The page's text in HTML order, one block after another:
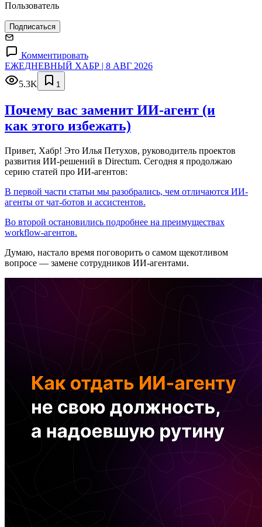
Пользователь
Подписаться
Комментировать
ЕЖЕДНЕВНЫЙ ХАБР | 8 АВГ 2026
5.3K
1
Почему вас заменит ИИ‑агент (и
как этого избежать)
Привет, Хабр! Это Илья Петухов, руководитель проектов
развития ИИ-решений в Directum. Сегодня я продолжаю
серию статей про ИИ-агентов:
В первой части статьи мы разобрались, чем отличаются ИИ-
агенты от чат-ботов и ассистентов.
Во второй остановились подробнее на преимуществах
workflow-агентов.
Думаю, настало время поговорить о самом щекотливом
вопросе — замене сотрудников ИИ-агентами.